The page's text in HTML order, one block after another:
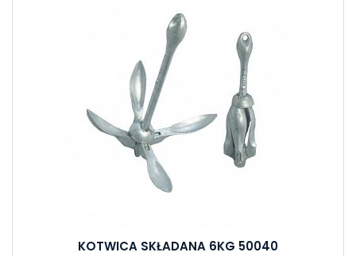
KOTWICA SKŁADANA 6KG 50040